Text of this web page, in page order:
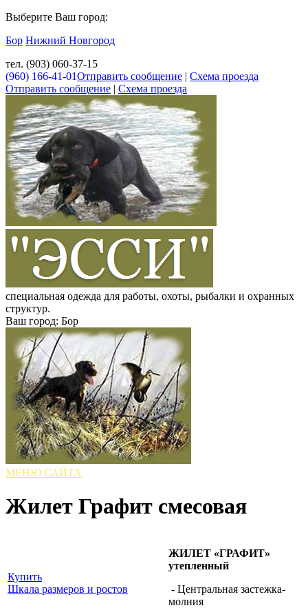
Выберите Ваш город:
Бор Нижний Новгород
тел. (903) 060-37-15
(960) 166-41-01Отправить сообщение | Схема проезда
Отправить сообщение | Схема проезда
специальная одежда для работы, охоты, рыбалки и охранных
структур.
Ваш город: Бор
МЕНЮ САЙТА
Жилет Графит смесовая
Купить
Шкала размеров и ростов
ЖИЛЕТ «ГРАФИТ»
утепленный
- Центральная застежка-
молния